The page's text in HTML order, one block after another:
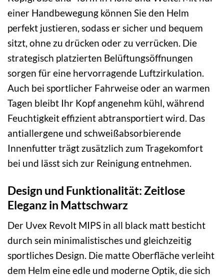
einer Handbewegung können Sie den Helm
perfekt justieren, sodass er sicher und bequem
sitzt, ohne zu drücken oder zu verrücken. Die
strategisch platzierten Belüftungsöffnungen
sorgen für eine hervorragende Luftzirkulation.
Auch bei sportlicher Fahrweise oder an warmen
Tagen bleibt Ihr Kopf angenehm kühl, während
Feuchtigkeit effizient abtransportiert wird. Das
antiallergene und schweißabsorbierende
Innenfutter trägt zusätzlich zum Tragekomfort
bei und lässt sich zur Reinigung entnehmen.
Design und Funktionalität: Zeitlose
Eleganz in Mattschwarz
Der Uvex Revolt MIPS in all black matt besticht
durch sein minimalistisches und gleichzeitig
sportliches Design. Die matte Oberfläche verleiht
dem Helm eine edle und moderne Optik, die sich